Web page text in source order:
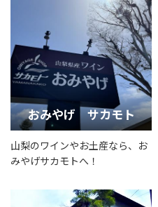
おみやげ サカモト
山梨のワインやお土産なら、お
みやげサカモトへ！